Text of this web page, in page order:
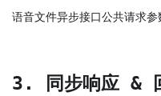
语音文件异步接口公共请求参
3. 同步响应 &